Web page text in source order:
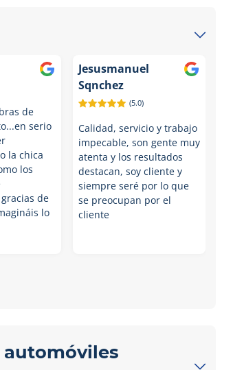
de
serio
la chica
los
de
lo
Jesusmanuel
Sqnchez
(5.0)
Calidad, servicio y trabajo
impecable, son gente muy
atenta y los resultados
destacan, soy cliente y
siempre seré por lo que
se preocupan por el
cliente
automóviles